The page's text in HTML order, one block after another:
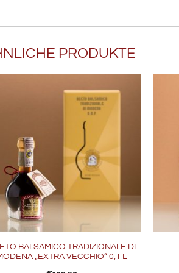
PRODUKTE
BALSAMICO TRADIZIONALE DI
„EXTRA VECCHIO“ 0,1 L